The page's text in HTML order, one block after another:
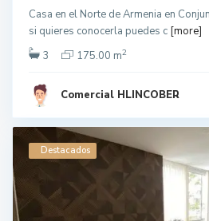
Casa en el Norte de Armenia en
si quieres conocerla puedes c [more]
3
175.00 m2
Comercial HLINCOBER
Destacados